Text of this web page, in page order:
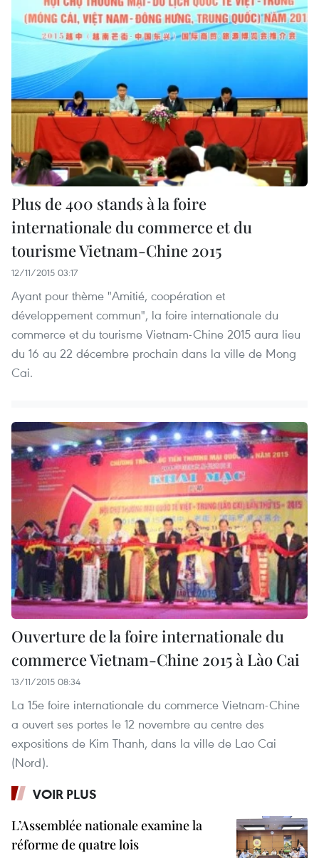
Plus de 400 stands à la foire
internationale du commerce et du
tourisme Vietnam-Chine 2015
12/11/2015 03:17
Ayant pour thème "Amitié, coopération et
développement commun", la foire internationale du
commerce et du tourisme Vietnam-Chine 2015 aura lieu
du 16 au 22 décembre prochain dans la ville de Mong
Cai.
Ouverture de la foire internationale du
commerce Vietnam-Chine 2015 à Lào Cai
13/11/2015 08:34
La 15e foire internationale du commerce Vietnam-Chine
a ouvert ses portes le 12 novembre au centre des
expositions de Kim Thanh, dans la ville de Lao Cai
(Nord).
VOIR PLUS
L’Assemblée nationale examine la
réforme de quatre lois